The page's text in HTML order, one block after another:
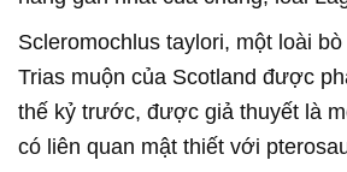
Scleromochlus taylori, một loài
Trias muộn của Scotland được
thế kỷ trước, được giả thuyết là
có liên quan mật thiết với